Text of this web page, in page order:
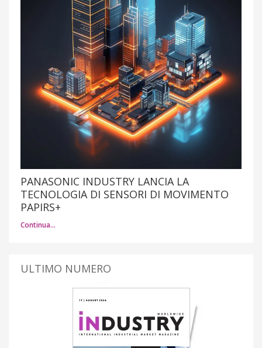
PANASONIC INDUSTRY LANCIA LA
TECNOLOGIA DI SENSORI DI MOVIMENTO
PAPIRS+
Continua…
ULTIMO NUMERO